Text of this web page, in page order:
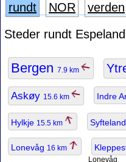
rundt NOR
verden
Steder rundt
Bergen 7.9 km
Askøy 15.6 km Indre
Hylkje 15.5 km Syfteland
Lonevåg 16 km
Lonevåg